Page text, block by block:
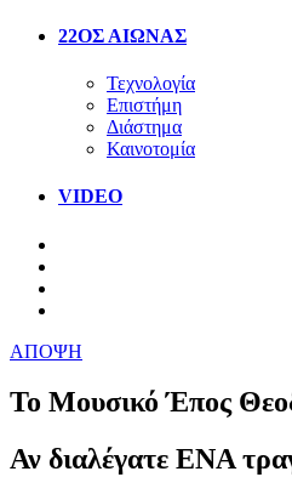
22ΟΣ ΑΙΩΝΑΣ
Τεχνολογία
Επιστήμη
Διάστημα
Καινοτομία
VIDEO
ΑΠΟΨΗ
Το Μουσικό Έπος
Αν διαλέγατε ΕΝΑ